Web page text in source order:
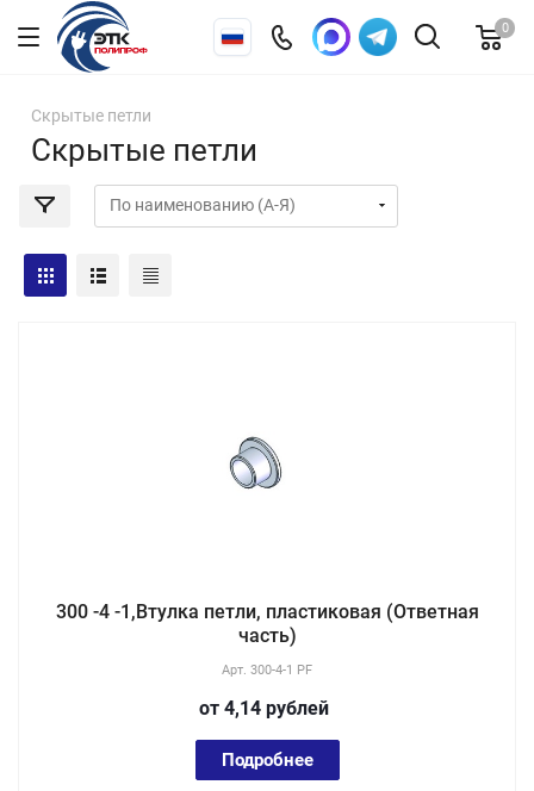
0
Скрытые петли
Скрытые петли
300 -4 -1,Втулка петли, пластиковая (Ответная
часть)
Арт. 300-4-1 PF
от 4,14 рублей
Подробнее